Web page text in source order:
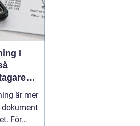
I
är mer
För